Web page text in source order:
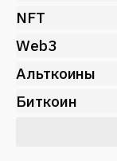
NFT
Web3
Альткоины
Биткоин